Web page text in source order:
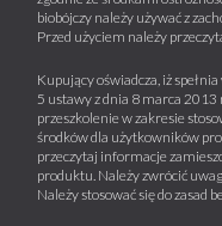
biobójczy należy używać z
Przed użyciem należy
Kupujący oświadcza, iż
5 ustawy z dnia 8 marca 2013
przeszkolenie w zakresie
środków dla użytkowników
przeczytaj informacje
produktu. Należy zwrócić
Należy stosować się do zasad